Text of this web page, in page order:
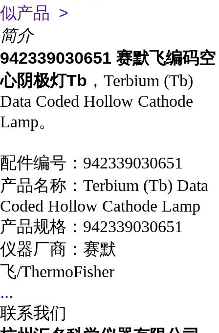
似产品 >
简介
942339030651 赛默飞编码空
心阴极灯Tb ，Terbium (Tb)
Data Coded Hollow Cathode
Lamp。
配件编号：942339030651
产品名称：Terbium (Tb) Data
Coded Hollow Cathode Lamp
产品规格：942339030651
仪器厂商：赛默
飞/ThermoFisher
...
联系我们